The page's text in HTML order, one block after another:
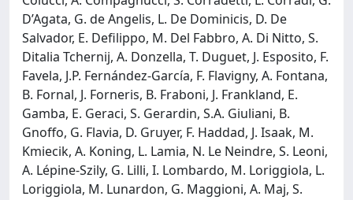
D’Agata, G. de Angelis, L. De Dominicis, D. De
Salvador, E. Defilippo, M. Del Fabbro, A. Di Nitto, S.
Ditalia Tchernij, A. Donzella, T. Duguet, J. Esposito, F.
Favela, J.P. Fernández-García, F. Flavigny, A. Fontana,
B. Fornal, J. Forneris, B. Fraboni, J. Frankland, E.
Gamba, E. Geraci, S. Gerardin, S.A. Giuliani, B.
Gnoffo, G. Flavia, D. Gruyer, F. Haddad, J. Isaak, M.
Kmiecik, A. Koning, L. Lamia, N. Le Neindre, S. Leoni,
A. Lépine-Szily, G. Lilli, I. Lombardo, M. Loriggiola, L.
Loriggiola, M. Lunardon, G. Maggioni, A. Maj, S.